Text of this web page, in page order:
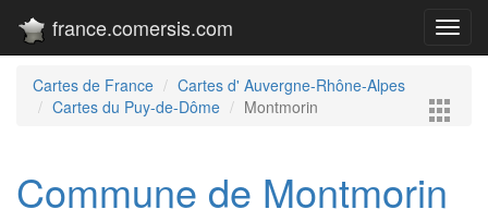
france.comersis.com
Cartes de France
Cartes d' Auvergne-Rhône-Alpes
Cartes du Puy-de-Dôme
Montmorin
Commune de Montmorin